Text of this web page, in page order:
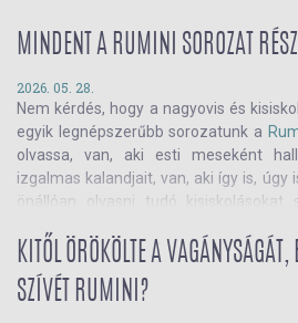
MINDENT A RUMINI SOROZAT
2026. 05. 28.
Nem kérdés, hogy a nagyovis és
egyik legnépszerűbb sorozatunk a
olvassa, van, aki esti meseként
izgalmas kalandjait, van, aki így is, úgy
önállóan olvasni tudó
hősünk gyerekkorát, és ifjúkori
RUmini
-sorozat pedig azoknak szól,
betűk világában, de a hosszabb
KITŐL ÖRÖKÖLTE A
SZÍVÉT RUMINI?